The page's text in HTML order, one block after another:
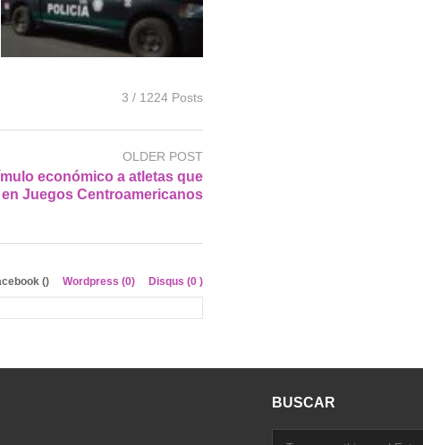
3 / 1224 Posts
OLDER POST
económico a atletas que
Juegos Centroamericanos
() Wordpress (0) Disqus (0 )
BUSCAR